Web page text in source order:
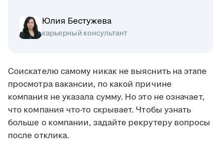
Юлия Бестужева
карьерный консультант
Соискателю самому никак не выяснить на этапе
просмотра вакансии, по какой причине
компания не указала сумму. Но это не означает,
что компания что-то скрывает. Чтобы узнать
больше о компании, задайте рекрутеру вопросы
после отклика.